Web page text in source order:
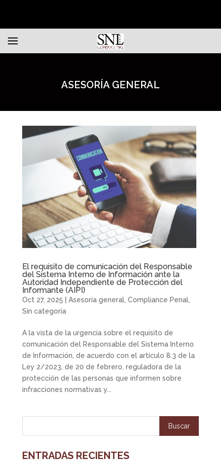
ASESORÍA GENERAL
El requisito de comunicación del Responsable
del Sistema Interno de Información ante la
Autoridad Independiente de Protección del
Informante (AIPI)
Oct 27, 2025 Asesoría general, Compliance Penal,
Sin categoría
A la vista de la urgencia sobre el requisito de
comunicación del Responsable del Sistema Interno
de Información, de acuerdo con el artículo 8.3 de la
Ley 2/2023, de 20 de febrero, reguladora de la
protección de las personas que informen sobre
infracciones normativas y...
ENTRADAS RECIENTES